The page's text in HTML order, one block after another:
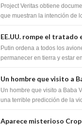
muestran la intención de
SARS-CoV-2, utilizando
Project Veritas obtiene
que muestran la intención de
EE.UU. rompe el
prepara para destruir el
"Caballero Negro"
Putin ordena a todos los
permanecer en tierra y estar
Un hombre que visito a
recordó la terrible
para febrero de 2022.
Un hombre que visito a Baba
una terrible predicción de la
Aparece misterioso Crop